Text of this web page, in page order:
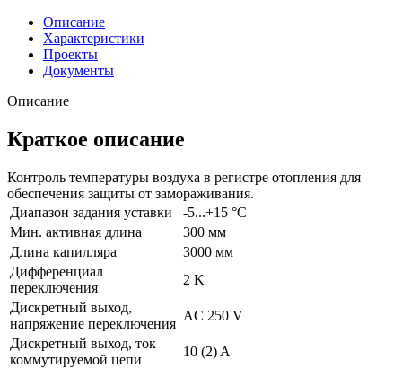
Описание
Характеристики
Проекты
Документы
Описание
Краткое описание
Контроль температуры воздуха в регистре отопления для
обеспечения защиты от замораживания.
Диапазон задания уставки
-5...+15 °C
Мин. активная длина
300 мм
Длина капилляра
3000 мм
Дифференциал
переключения
2 K
Дискретный выход,
напряжение переключения
AC 250 V
Дискретный выход, ток
коммутируемой цепи
10 (2) A